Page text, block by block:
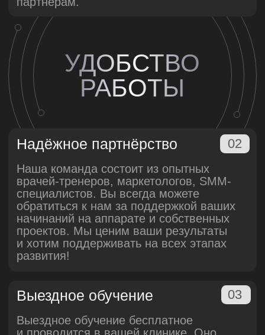
Показания
Характеристики
Исследования
До/После
Пациентам
ООО «Новые технологии красоты» © 2011-2026
+7 (499) 340 28 33
*Ссылка ведёт на ресурс, принадлежащий компании Meta,
признанной экстремистской на территории РФ